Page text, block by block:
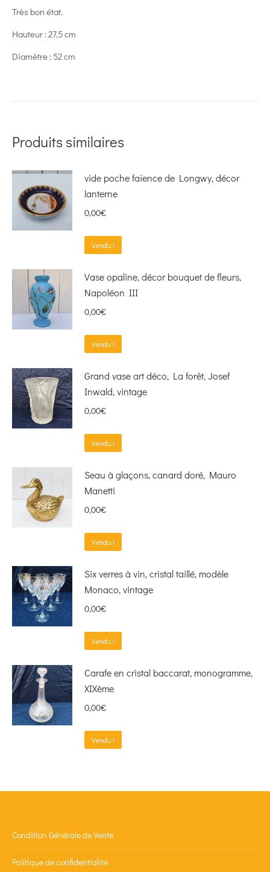
Très bon état.
Hauteur : 27,5 cm
Diamètre : 52 cm
Produits similaires
vide poche faïence de Longwy, décor
lanterne
0,00€
Vendu !
Vase opaline, décor bouquet de fleurs,
Napoléon III
0,00€
Vendu !
Grand vase art déco, La forêt, Josef
Inwald, vintage
0,00€
Vendu !
Seau à glaçons, canard doré, Mauro
Manetti
0,00€
Vendu !
Six verres à vin, cristal taillé, modèle
Monaco, vintage
0,00€
Vendu !
Carafe en cristal baccarat, monogramme,
XIXème
0,00€
Vendu !
Condition Générale de Vente
Politique de confidentialité